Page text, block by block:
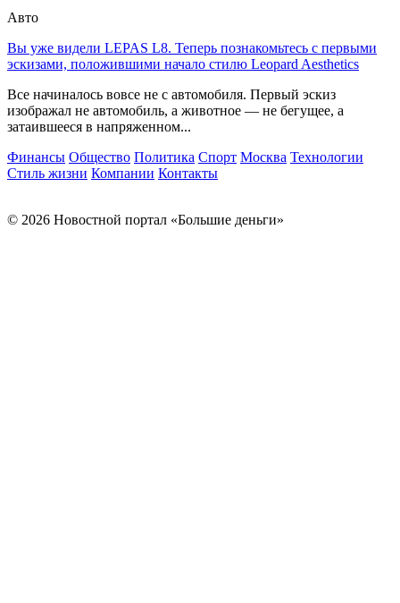
Авто
Вы уже видели LEPAS L8. Теперь познакомьтесь с первыми
эскизами, положившими начало стилю Leopard Aesthetics
Все начиналось вовсе не с автомобиля. Первый эскиз
изображал не автомобиль, а животное — не бегущее, а
затаившееся в напряженном...
Финансы Общество Политика Спорт Москва Технологии
Стиль жизни Компании Контакты
© 2026 Новостной портал «Большие деньги»